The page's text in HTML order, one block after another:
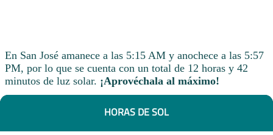
En San José amanece a las 5:15 AM y anochece a las 5:57
PM, por lo que se cuenta con un total de 12 horas y 42
minutos de luz solar. ¡Aprovéchala al máximo!
HORAS DE SOL